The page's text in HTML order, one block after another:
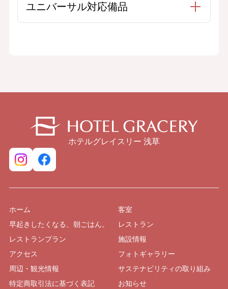
ユニバーサル対応備品
ホテルグレイスリー 浅草
ホーム
客室
早起きしたくなる、朝ごはん。
レストラン
レストランプラン
施設情報
アクセス
フォトギャラリー
周辺・観光情報
サステナビリティの取り組み
特定商取引法に基づく表記
お知らせ